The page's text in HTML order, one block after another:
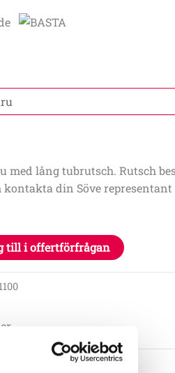
med lång tubrutsch. Rutsch
kontakta din Söve
till i offertförfrågan